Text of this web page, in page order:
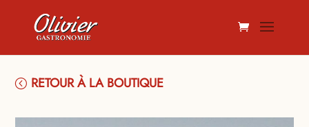
RETOUR À LA BOUTIQUE